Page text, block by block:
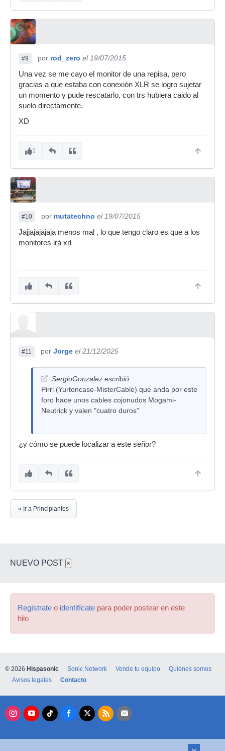
#9 por rod_zero el 19/07/2015
Una vez se me cayo el monitor de una repisa, pero
gracias a que estaba con conexión XLR se logro sujetar
un momento y pude rescatarlo, con trs hubiera caido al
suelo directamente.
XD
1
#10 por mutatechno el 19/07/2015
Jajjajajajaja menos mal , lo que tengo claro es que a los
monitores irá xrl
#11 por Jorge el 21/12/2025
SergioGonzalez escribió:
Pirri (Yurtoncase-MisterCable) que anda por este
foro hace unos cables cojonudos Mogami-
Neutrick y valen "cuatro duros"
¿y cómo se puede localizar a este señor?
« Ir a Principiantes
NUEVO POST ×
Regístrate o identifícate para poder postear en este
hilo
© 2026 Hispasonic Sonic Network Vende tu equipo
Quiénes somos
Avisos legales
Contacto